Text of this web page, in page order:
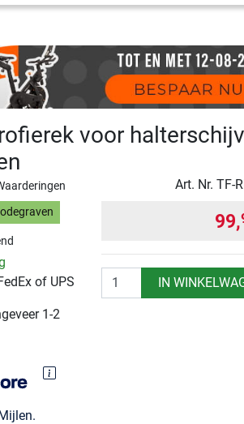
voor
Art. Nr. TF-
of UPS
1-2
99,
Aantal IN